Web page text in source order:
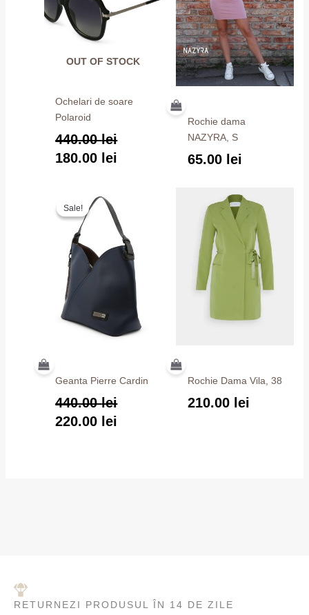
OUT OF STOCK
Ochelari de soare
Polaroid
440.00lei
440.00 lei.
180.00 lei
Rochie dama
NAZYRA, S
65.00 lei
Sale!
Sale!
Geanta Pierre Cardin
440.00lei
Prețul
inițial
fost:
440.00 lei.
220.00 lei
curent
este:
220.00 lei.
Rochie Dama Vila, 38
210.00 lei
RETURNEZI PRODUSUL ÎN 14 DE ZILE